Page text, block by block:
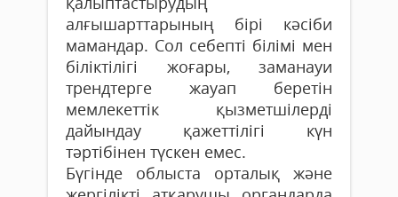
алғышарттарының бірі кәсіби
мамандар. Сол себепті білімі мен
біліктілігі жоғары, заманауи
трендтерге жауап беретін
мемлекеттік қызметшілерді
дайындау қажеттілігі күн
тәртібінен түскен емес.
Бүгінде облыста орталық және